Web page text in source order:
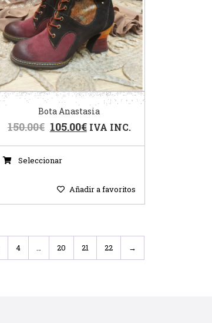
Bota Anastasia
150.00€ 105.00€ IVA INC.
Seleccionar
Añadir a favoritos
4 … 20 21 22 →